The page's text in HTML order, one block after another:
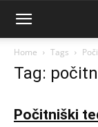
Home Tags
Tag:
Počitniški